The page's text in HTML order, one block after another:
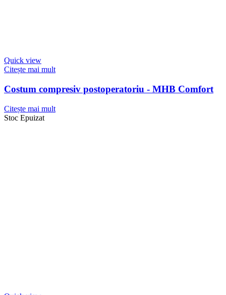
Quick view
Citește mai mult
Costum compresiv postoperatoriu - MHB Comfort
Citește mai mult
Stoc Epuizat